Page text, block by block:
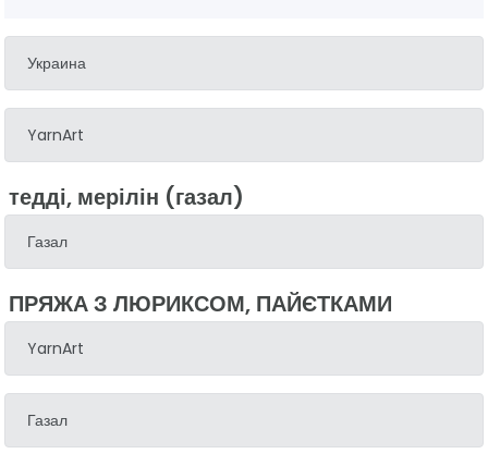
Украина
YarnArt
тедді, мерілін (газал)
Газал
ПРЯЖА З ЛЮРИКСОМ, ПАЙЄТКАМИ
YarnArt
Газал